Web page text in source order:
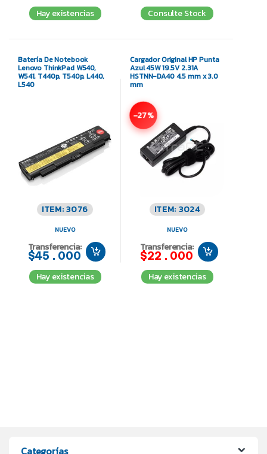
Hay existencias Consulte Stock
Batería De Notebook
Lenovo ThinkPad W540,
W541, T440p, T540p, L440,
L540
ITEM: 3076
NUEVO
Transferencia:
$45.000
Hay existencias
Cargador Original HP Punta
Azul 45W 19.5V 2.31A
HSTNN-DA40 4.5 mm x 3.0
mm
-27%
ITEM: 3024
NUEVO
Transferencia:
$22.000
Hay existencias